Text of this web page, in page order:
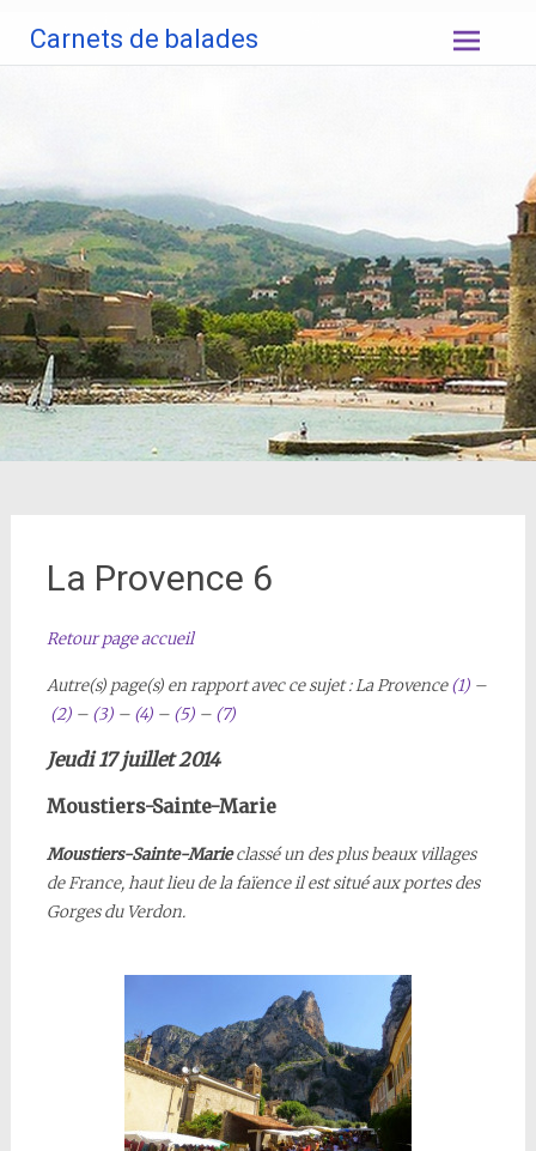
contenu
Carnets de balades
La Provence 6
Retour page accueil
Autre(s) page(s) en rapport avec ce sujet :La Provence (1)–
(2)– (3)– (4)– (5)– (7)
Jeudi 17 juillet 2014
Moustiers-Sainte-Marie
Moustiers-Sainte-Marie classé un des plus beaux villages
de France,haut lieu de la faïence il est situé aux portes des
Gorges du Verdon.